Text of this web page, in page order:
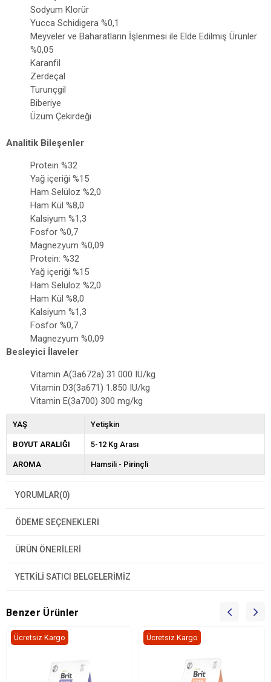
Sodyum Klorür
Yucca Schidigera %0,1
Meyveler ve Baharatların İşlenmesi ile Elde Edilmiş Ürünler
%0,05
Karanfil
Zerdeçal
Turunçgil
Biberiye
Üzüm Çekirdeği
Analitik Bileşenler
Protein %32
Yağ içeriği %15
Ham Selüloz %2,0
Ham Kül %8,0
Kalsiyum %1,3
Fosfor %0,7
Magnezyum %0,09
Protein: %32
Yağ içeriği %15
Ham Selüloz %2,0
Ham Kül %8,0
Kalsiyum %1,3
Fosfor %0,7
Magnezyum %0,09
Besleyici İlaveler
Vitamin A(3a672a) 31.000 IU/kg
Vitamin D3(3a671) 1.850 IU/kg
Vitamin E(3a700) 300 mg/kg
YAŞ Yetişkin
BOYUT ARALIĞI 5-12 Kg Arası
AROMA Hamsili - Pirinçli
YORUMLAR(0)
ÖDEME SEÇENEKLERI
ÜRÜN ÖNERILERI
YETKİLİ SATICI BELGELERİMİZ
Benzer Ürünler
Ücretsiz Kargo Ücretsiz Kargo